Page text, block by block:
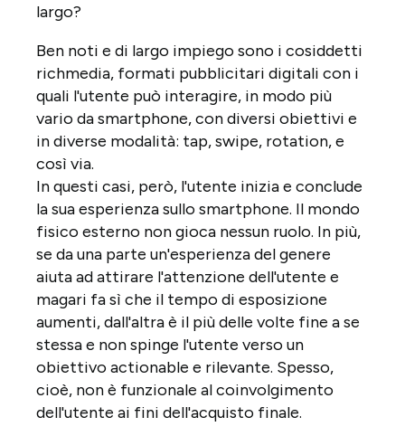
largo?
Ben noti e di largo impiego sono i cosiddetti
richmedia, formati pubblicitari digitali con i
quali l'utente può interagire, in modo più
vario da smartphone, con diversi obiettivi e
in diverse modalità: tap, swipe, rotation, e
così via.
In questi casi, però, l'utente inizia e conclude
la sua esperienza sullo smartphone. Il mondo
fisico esterno non gioca nessun ruolo. In più,
se da una parte un'esperienza del genere
aiuta ad attirare l'attenzione dell'utente e
magari fa sì che il tempo di esposizione
aumenti, dall'altra è il più delle volte fine a se
stessa e non spinge l'utente verso un
obiettivo actionable e rilevante. Spesso,
cioè, non è funzionale al coinvolgimento
dell'utente ai fini dell'acquisto finale.